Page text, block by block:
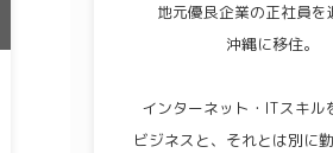
地元優良企業の正社員を
沖縄に移住。
インターネット・ITスキル
ビジネスと、それとは別に